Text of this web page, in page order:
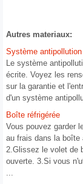
Autres materiaux:
Système antipollution
Le système
écrite. Voyez les
sur la garantie et
d'un système
Boîte réfrigérée
Vous pouvez garder
au frais dans la
2.Glissez le volet de
ouverte. 3.Si vous
...